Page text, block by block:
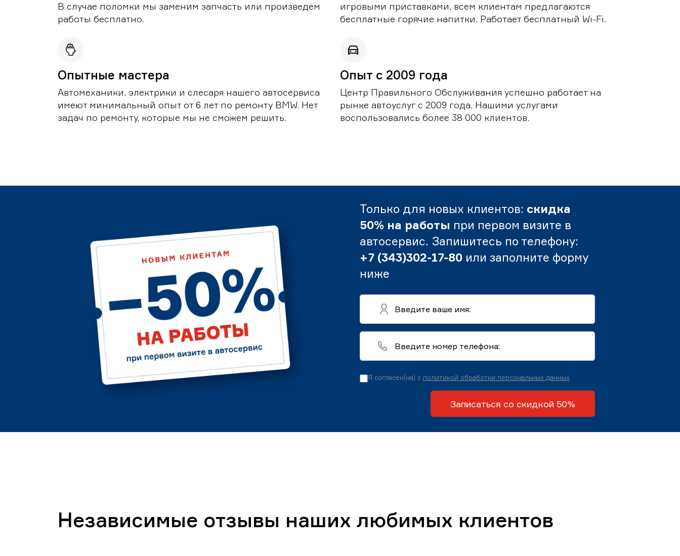
В случае поломки мы заменим запчасть или произведем
работы бесплатно.
игровыми приставками, всем клиентам предлагаются
бесплатные горячие напитки. Работает бесплатный Wi-Fi.
Опытные мастера
Автомеханики, электрики и слесаря нашего автосервиса
имеют минимальный опыт от 6 лет по ремонту BMW. Нет
задач по ремонту, которые мы не сможем решить.
Опыт с 2009 года
Центр Правильного Обслуживания успешно работает на
рынке автоуслуг с 2009 года. Нашими услугами
воспользовались более 38 000 клиентов.
Только для новых клиентов: скидка
50% на работы при первом визите в
автосервис. Запишитесь по телефону:
+7 (343)302-17-80 или заполните форму
ниже
Я согласен(на) с политикой обработки персональных данных
Записаться со скидкой 50%
Независимые отзывы наших любимых клиентов